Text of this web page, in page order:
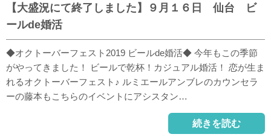
【大盛況にて終了しました】９月１６日 仙台 ビ
ールde婚活
◆オクトーバーフェスト2019 ビールde婚活◆ 今年もこの季節
がやってきました！ ビールで乾杯！カジュアル婚活！ 恋が生ま
れるオクトーバーフェスト♪ ルミエールアンブレのカウンセラ
ーの藤本もこちらのイベントにアシスタン…
続きを読む